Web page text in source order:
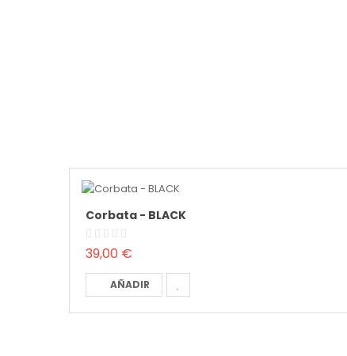
Corbata - BLACK
39,00 €
AÑADIR